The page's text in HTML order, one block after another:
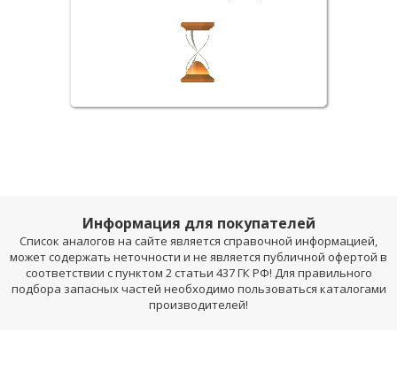
Информация для покупателей
Список аналогов на сайте является справочной информацией,
может содержать неточности и не является публичной офертой в
соответствии с пунктом 2 статьи 437 ГК РФ! Для правильного
подбора запасных частей необходимо пользоваться каталогами
производителей!